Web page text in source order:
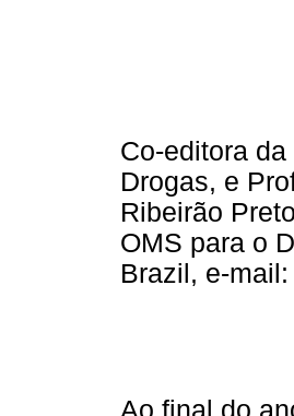
Co-editora
Drogas, e
Ribeirão
OMS para o
Brazil, e-mail: